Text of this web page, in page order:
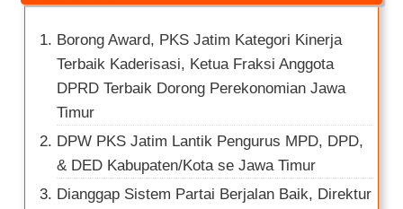
Borong Award, PKS Jatim Kategori Kinerja
Terbaik Kaderisasi, Ketua Fraksi Anggota
DPRD Terbaik Dorong Perekonomian Jawa
Timur
DPW PKS Jatim Lantik Pengurus MPD, DPD,
& DED Kabupaten/Kota se Jawa Timur
Dianggap Sistem Partai Berjalan Baik, Direktur